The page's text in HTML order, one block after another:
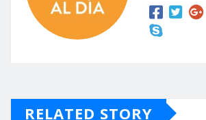
RELATED STORY